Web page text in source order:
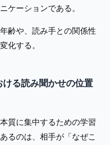
ケーションである。
齢や、読み手との関係性
化する。
る読み聞かせの位置
質に集中するための学習
るのは、相手が「なぜこ